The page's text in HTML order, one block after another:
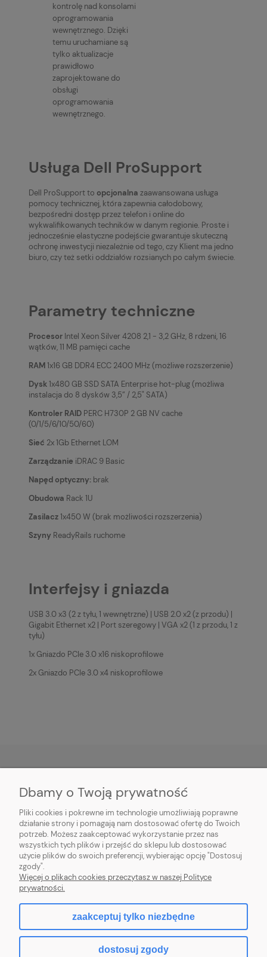
kontrolę nad konsolami
oprogramowania
wewnętrznego. Dzięki
temu uruchamiane są
tylko aktualizacje
prawidłowo
zaprojektowane do
obsługi
oprogramowania
wewnętrznego.
Usługa Dell ProSupport
Dell ProSupport to opcjonalna zaawansowana usługa
pomocy technicznej, która zapewnia całodobowy,
bezpośredni dostęp przez telefon i online do
wykwalifikowanych techników w danym regionie. Proste i
jednocześnie elastyczne podejście gwarantuje skuteczną
ochronę inwestycji niezależnie od tego, czy Klient ma jedno
biuro, czy też setki oddziałów rozsianych po całym świecie.
Parametry techniczne
Procesor Intel Xeon Silver 4208 2,1 - 3,2 GHz, 8 rdzeni, 16
wątków, 11 MB pamięci cache
RAM1x16 GB DDR4 ECC 2400 MHz (możliwe rozszerzenie)
Dysk1x480 GB SSD SATA Enterprise hot-plug (możliwa
instalacja do 8 dysków 3,5” / 2,5" SATA)
Kontroler RAID PERC H730P 2 GB NV cache
(0/1/5/6/10/50/60)
Sieć 2x 1Gb Ethernet LOM
Zarządzanie iDRAC 9 Basic
Napęd optyczny: brak
Obudowa Rack 1U
Zasilacz1x450 W (brak możliwości rozszerzenia)
Szyny ReadyRails ruchome
Interfejsy i gniazda
USB 3.0 x3 (2 z tyłu, 1 wewnętrzne) | USB 2.0 x2 (z przodu) |
Gigabit Ethernet x2 | Port szeregowy | VGA x2 (1 z przodu, 1 z
tyłu)
1x Gniazdo PCIe 3.0 x16 niskoprofilowe
2x Gniazdo PCIe 3.0 x4 niskoprofilowe
O NAS
INFORMACJE
PŁATNOŚCI I DOSTAWA
POMOC
MOJE KONTO
Dbamy o Twoją prywatność
Pliki cookies i pokrewne im technologie umożliwiają poprawne
działanie strony i pomagają nam dostosować ofertę do Twoich
potrzeb. Możesz zaakceptować wykorzystanie przez nas
wszystkich tych plików i przejść do sklepu lub dostosować
użycie plików do swoich preferencji, wybierając opcję "Dostosuj
zgody".
Więcej o plikach cookies przeczytasz w naszej Polityce
prywatności.
zaakceptuj tylko niezbędne
dostosuj zgody